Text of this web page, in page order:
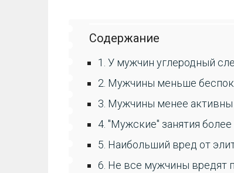
Содержание
1. У мужчин углеродный
2. Мужчины меньше
3. Мужчины менее активны
4. "Мужские" занятия
5. Наибольший вред от
6. Не все мужчины вредят